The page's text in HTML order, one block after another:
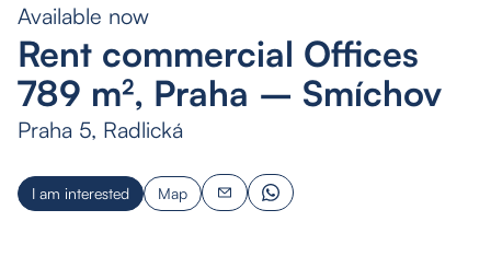
Available now
Rent commercial Offices
789 m², Praha – Smíchov
Praha 5, Radlická
I am interested Map